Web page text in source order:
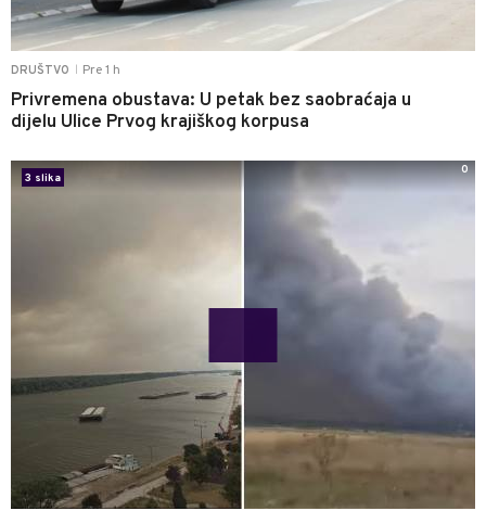
DRUŠTVO Pre 1 h
Privremena obustava: U petak bez saobraćaja u
dijelu Ulice Prvog krajiškog korpusa
3 slika
0